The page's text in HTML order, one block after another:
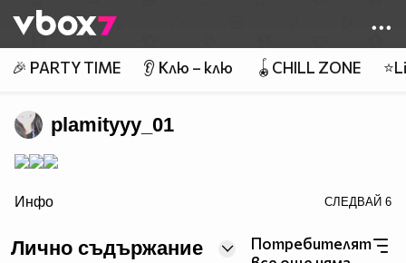
👾
🎉 PARTY TIME 👂 Клю – клю 🪀CHILL ZONE
plamityyy_01
LoveMyProfile.com
Инфо СЛЕДВАЙ 6
Лично съдържание
Потребителят